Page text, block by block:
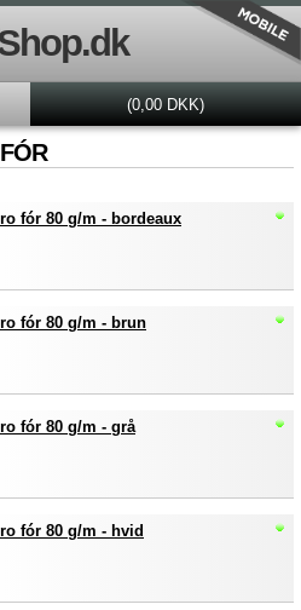
(0,00 DKK)
fór 80 g/m - bordeaux
fór 80 g/m - brun
fór 80 g/m - grå
fór 80 g/m - hvid